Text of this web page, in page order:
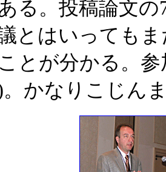
る。投稿論文
とはいっても
とが分かる。
かなりこじん